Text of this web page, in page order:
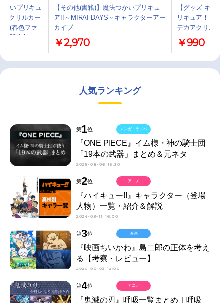
かいプリキュ
クリルカー
ン(春色ファ
販売】
【その他(書籍)】魔法つかいプリキュ
ア!!～MIRAI DAYS～キャラクターアー
カイブ
￥2,970
【グッズ-キ
リキュア！！
デカアクリル
は&モフルン(
メイト先行販
￥990
人気ランキング
第1位
『ONE PIECE』イム様・神の騎士団
「19本の武器」まとめ＆元ネタ
2026-08-06 16:30
マンガ・ラノベ
第2位
『ハイキュー!!』キャラクター（登場
人物）一覧・紹介＆解説
2024-03-11 16:00
アニメ
第3位
『映画ちいかわ』島二郎の正体を考え
る【考察・レビュー】
2026-08-03 12:00
映画
第4位
『鬼滅の刃』呼吸一覧まとめ｜呼吸
アニメ